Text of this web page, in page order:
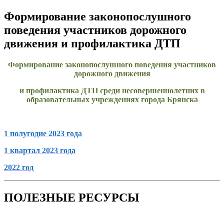
Формирование законопослушного
поведения участников дорожного
движения и профилактика ДТП
Формирование законопослушного поведения участников
дорожного движения
и профилактика ДТП среди несовершеннолетних в
образовательных учреждениях города Брянска
1 полугодие 2023 года
1 квартал 2023 года
2022 год
ПОЛЕЗНЫЕ РЕСУРСЫ